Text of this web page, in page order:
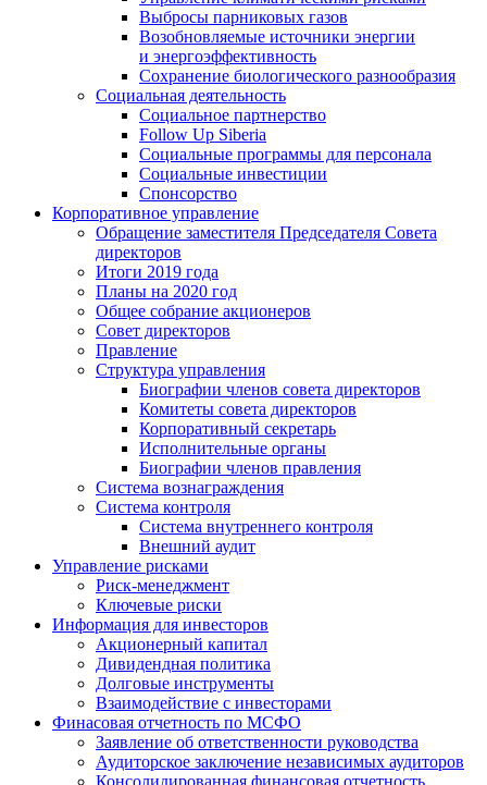
Выбросы парниковых газов
Возобновляемые источники энергии
и энергоэффективность
Сохранение биологического разнообразия
Социальная деятельность
Социальное партнерство
Follow Up Siberia
Социальные программы для персонала
Социальные инвестиции
Спонсорство
Корпоративное управление
Обращение заместителя Председателя Совета
директоров
Итоги 2019 года
Планы на 2020 год
Общее собрание акционеров
Совет директоров
Правление
Структура управления
Биографии членов совета директоров
Комитеты совета директоров
Корпоративный секретарь
Исполнительные органы
Биографии членов правления
Система вознаграждения
Система контроля
Система внутреннего контроля
Внешний аудит
Управление рисками
Риск-менеджмент
Ключевые риски
Информация для инвесторов
Акционерный капитал
Дивидендная политика
Долговые инструменты
Взаимодействие с инвеcторами
Финасовая отчетность по МСФО
Заявление об ответственности руководства
Аудиторское заключение независимых аудиторов
Консолидированная финансовая отчетность